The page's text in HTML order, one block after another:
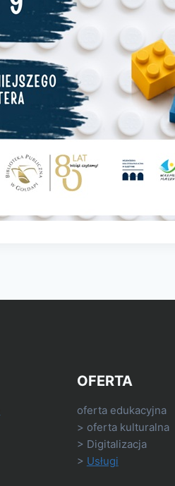
OFERTA
oferta edukacyjna
> oferta kulturalna
> Digitalizacja
> Usługi